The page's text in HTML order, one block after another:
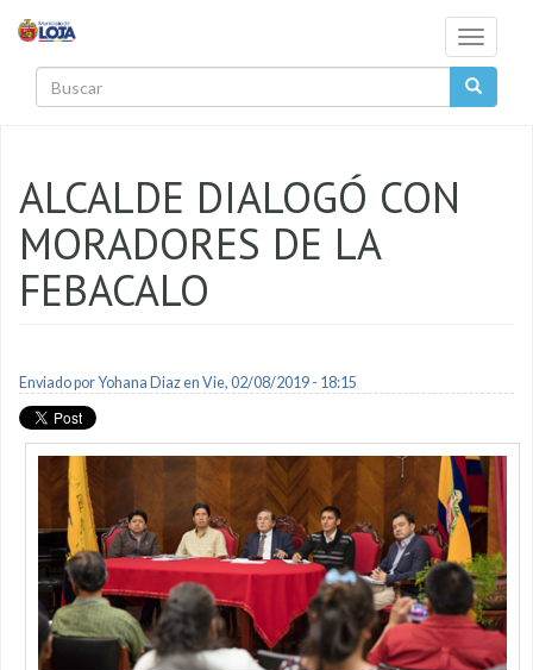
Toggle
ALCALDE DIALOGÓ CON
MORADORES DE LA
FEBACALO
Enviado porYohana Diazen Vie, 02/08/2019 - 18:15